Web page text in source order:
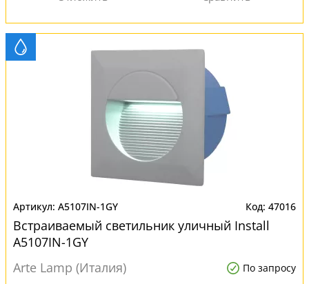
A5107IN-1GY 47016
Встраиваемый светильник уличный Install
A5107IN-1GY
Arte Lamp (Италия)
По запросу